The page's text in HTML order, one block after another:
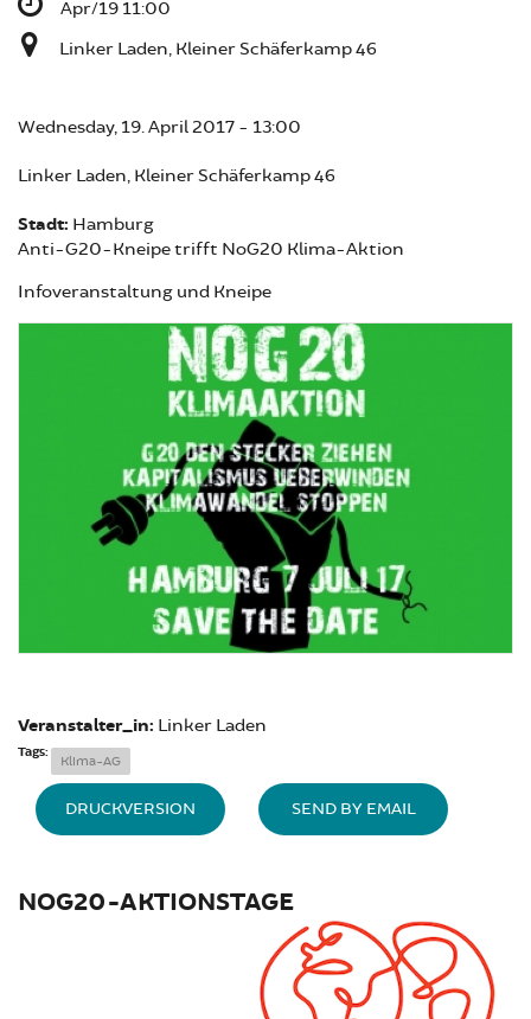
Apr/19 11:00
Linker Laden, Kleiner Schäferkamp 46
Wednesday, 19. April 2017 - 13:00
Linker Laden, Kleiner Schäferkamp 46
Stadt: Hamburg
Anti-G20-Kneipe trifft NoG20 Klima-Aktion
Infoveranstaltung und Kneipe
Veranstalter_in: Linker Laden
Tags:
Klima-AG
DRUCKVERSION SEND BY EMAIL
NOG20-AKTIONSTAGE